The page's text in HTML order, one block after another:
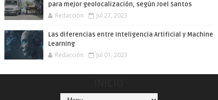
para mejor geolocalización, según Joel Santos
Redacción Jul 27, 2023
Las diferencias entre Inteligencia Artificial y Machine
Learning
Redacción Jul 01, 2023